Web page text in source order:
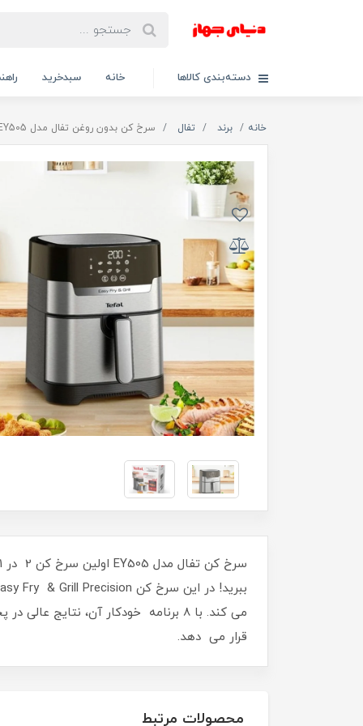
دسته‌بندی کالاها خانه سبدخرید
خانه برند تفال سرخ کن بدون روغن تفال مدل EY505
می کند. با 8 برنامه خودکار آن،
قرار می دهد.
محصولات مرتبط